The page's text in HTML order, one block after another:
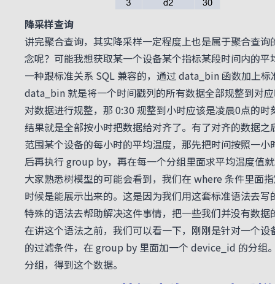
降采样查询
讲完聚合查询，其实降采样一定程度上也是属于聚合查
念呢？可能我想获取某一个设备某个指标某段时间内的
一种跟标准关系 SQL 兼容的，通过 data_bin 函数加上
data_bin 就是将一个时间戳列的所有数据全部规整到对
对数据进行规整，那 0:30 规整到小时应该是凌晨0点的
结果就是全部按小时把数据给对齐了。有了对齐的数据
范围某个设备的每小时的平均温度，那先把时间按照一
后再执行 group by，再在每一个分组里面求平均温度值
大家熟悉树模型的可能会看到，我们在 where 条件里面
时候是能展示出来的。这是因为我们用这套标准语法去
特殊的语法去帮助解决这件事情，把一些我们并没有数据
在讲这个语法之前，我们可以看一下，刚刚是针对一个
的过滤条件，在 group by 里面加一个 device_id 的分组
分组，得到这个数据。